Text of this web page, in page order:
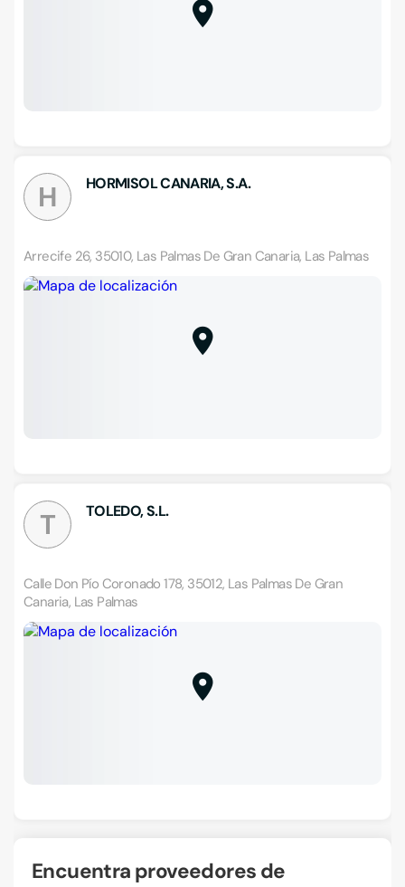
H HORMISOL CANARIA, S.A.
Arrecife 26, 35010, Las Palmas De Gran Canaria, Las Palmas
T TOLEDO, S.L.
Calle Don Pío Coronado 178, 35012, Las Palmas De Gran
Canaria, Las Palmas
Encuentra proveedores de